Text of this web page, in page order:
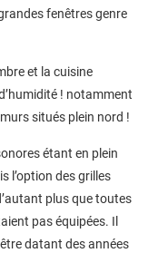
fenêtres genre
et la cuisine
! notamment
situés plein nord !
étant en plein
l’option des grilles
plus que toutes
pas équipées. Il
datant des années